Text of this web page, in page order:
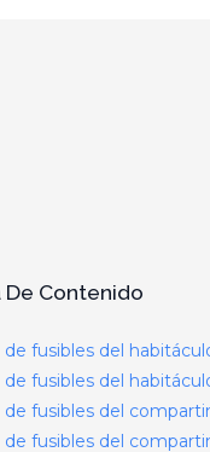
De Contenido
de fusibles del habitáculo
de fusibles del habitáculo
de fusibles del
de fusibles del